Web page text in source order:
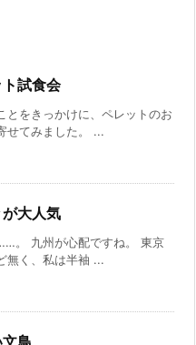
試食会
とをきっかけに、ペレットのお
せてみました。 ...
大人気
。 九州が心配ですね。 東京
無く、私は半袖 ...
鳥